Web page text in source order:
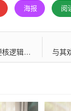
海报 阅
补”哲学 与其